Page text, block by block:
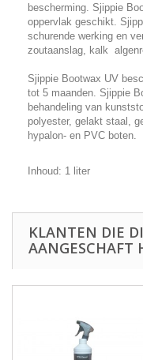
bescherming. Sjippie
oppervlak geschikt.
schurende werking en
zoutaanslag, kalk
Sjippie Bootwax UV
tot 5 maanden. Sjippie
behandeling van
polyester, gelakt staal,
hypalon- en PVC boten.
Inhoud: 1 liter
KLANTEN DIE
AANGESCHAFT